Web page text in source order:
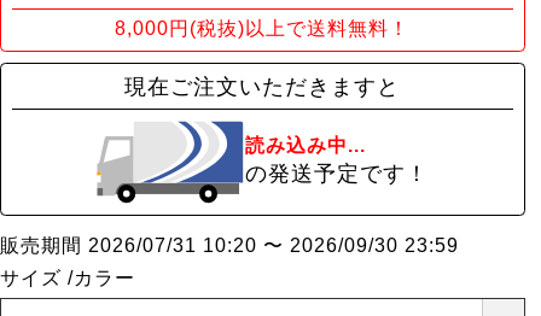
8,000円(税抜)以上で送料無料！
現在ご注文いただきますと
読み込み中...
の発送予定です！
販売期間 2026/07/31 10:20 〜 2026/09/30 23:59
サイズ
カラー